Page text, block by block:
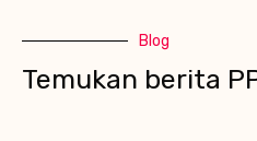
Blog
Temukan berita